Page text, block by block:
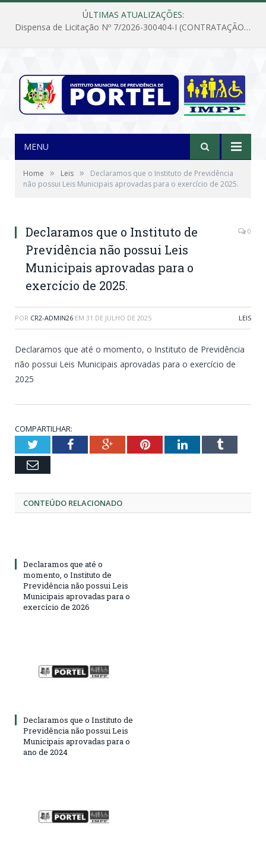
ÚLTIMAS ATUALIZAÇÕES:
Dispensa de Licitação Nº 7/2026-300404-I (CONTRATAÇÃO DE EMPRESA PARA MANUTENÇÃO E REPARAÇÃO DE APARELHOS DE AR CONDICIONADO, EM ATENDIMENTO ÀS NECESSIDADES DO INSTITUTO DE PREVIDÊNCIA MUNICIPAL DE PORTEL/PA)
MENU
Home » Leis »
Declaramos que o Instituto de Previdência
não possui Leis Municipais aprovadas para o exercício de 2025.
Declaramos que o Instituto de
Previdência não possui Leis
Municipais aprovadas para o
exercício de 2025.
0
POR CR2-ADMIN26 EM 31 DE JULHO DE 2025 LEIS
Declaramos que até o momento, o Instituto de Previdência
não possui Leis Municipais aprovadas para o exercício de
2025
COMPARTILHAR:
TwitterFacebookGoogle+PinterestLinkedInTumblr
Email
CONTEÚDO RELACIONADO
Declaramos que até o
momento, o Instituto de
Previdência não possui Leis
Municipais aprovadas para o
exercício de 2026
Declaramos que o Instituto de
Previdência não possui Leis
Municipais aprovadas para o
ano de 2024